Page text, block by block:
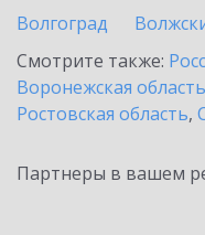
Волгоград
Смотрите также:
Воронежская область
Ростовская область,
Партнеры в вашем